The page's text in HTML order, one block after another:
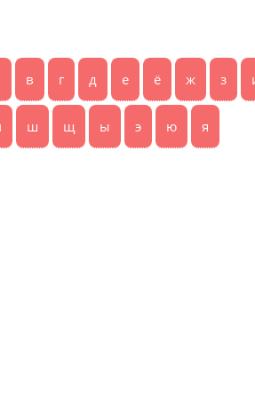
в г д е ё ж з
ш щ ы э ю я